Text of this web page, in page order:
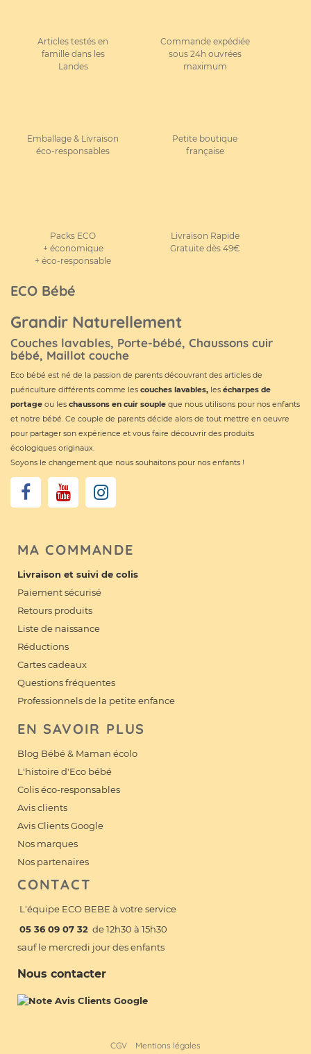
Articles testés en
famille dans les
Landes
Commande expédiée
sous 24h ouvrées
maximum
Emballage & Livraison
éco-responsables
Petite boutique
française
Packs ECO
+ économique
+ éco-responsable
Livraison Rapide
Gratuite dès 49€
ECO Bébé
Grandir Naturellement
Couches lavables, Porte-bébé, Chaussons cuir
bébé, Maillot couche
Eco bébé est né de la passion de parents découvrant des articles de
puériculture différents comme les couches lavables, les écharpes de
portage ou les chaussons en cuir souple que nous utilisons pour nos enfants
et notre bébé. Ce couple de parents décide alors de tout mettre en oeuvre
pour partager son expérience et vous faire découvrir des produits
écologiques originaux.
Soyons le changement que nous souhaitons pour nos enfants !
MA COMMANDE
Livraison et suivi de colis
Paiement sécurisé
Retours produits
Liste de naissance
Réductions
Cartes cadeaux
Questions fréquentes
Professionnels de la petite enfance
EN SAVOIR PLUS
Blog Bébé & Maman écolo
L'histoire d'Eco bébé
Colis éco-responsables
Avis clients
Avis Clients Google
Nos marques
Nos partenaires
CONTACT
L'équipe ECO BEBE à votre service
05 36 09 07 32 de 12h30 à 15h30
sauf le mercredi jour des enfants
Nous contacter
CGV Mentions légales